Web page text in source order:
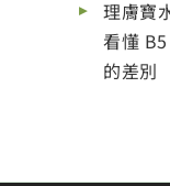
理膚寶
看懂
的差別